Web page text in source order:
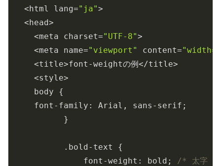
<html lang="ja">
<head>
  <meta charset=
"UTF-8">
  <meta name=
"viewport" content=
  <title>font-weightの例</title>
  <style>
  body {
  font-family: Arial, sans-serif;
	    font-weight: bold;
/* 太字